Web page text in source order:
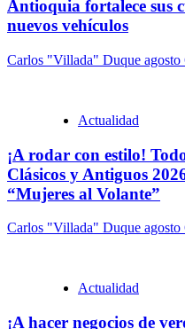
Antioquia fortalece sus
nuevos vehículos
Carlos "Villada" Duque agosto
Actualidad
¡A rodar con estilo!
Clásicos y Antiguos
“Mujeres al Volante”
Carlos "Villada" Duque agosto
Actualidad
¡A hacer negocios de